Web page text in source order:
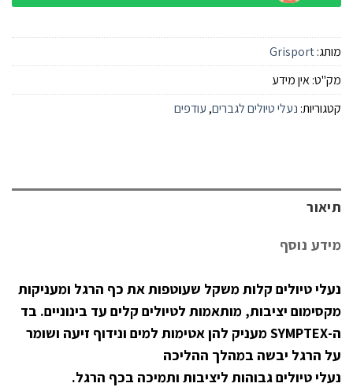
מותג:Grisport
מק"ט:אין מידע
קטגוריות: נעלי טיולים לגברים, עודפים
תיאור
מידע נוסף
נעלי טיולים קלות משקל שעוטפות את כף הרגל ומעניקות
מקסימום יציבות, מותאמות לטיולים קלים עד בינוניים. בד
ה-SYMPTEX מעניק להן אטימות למים ונידוף זיעה ושומר
על הרגל יבשה במהלך ההליכה
נעלי טיולים גבוהות ליציבות ותמיכה בכף הרגל.